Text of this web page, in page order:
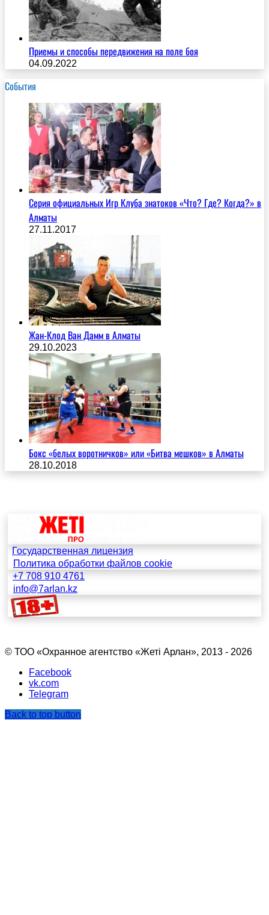
Приемы и способы передвижения на поле боя
04.09.2022
События
Серия официальных Игр Клуба знатоков «Что? Где? Когда?» в
Алматы
27.11.2017
Жан-Клод Ван Дамм в Алматы
29.10.2023
Бокс «белых воротничков» или «Битва мешков» в Алматы
28.10.2018
Государственная лицензия
Политика обработки файлов cookie
+7 708 910 4761
info@7arlan.kz
© ТОО «Охранное агентство «Жетi Арлан», 2013 - 2026
Facebook
vk.com
Telegram
Back to top button